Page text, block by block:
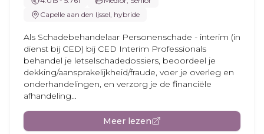
Capelle aan den Ijssel, hybride
Als Schadebehandelaar Personenschade - interim (in
dienst bij CED) bij CED Interim Professionals
behandel je letselschadedossiers, beoordeel je
dekking/aansprakelijkheid/fraude, voer je overleg en
onderhandelingen, en verzorg je de financiële
afhandeling...
Meer lezen